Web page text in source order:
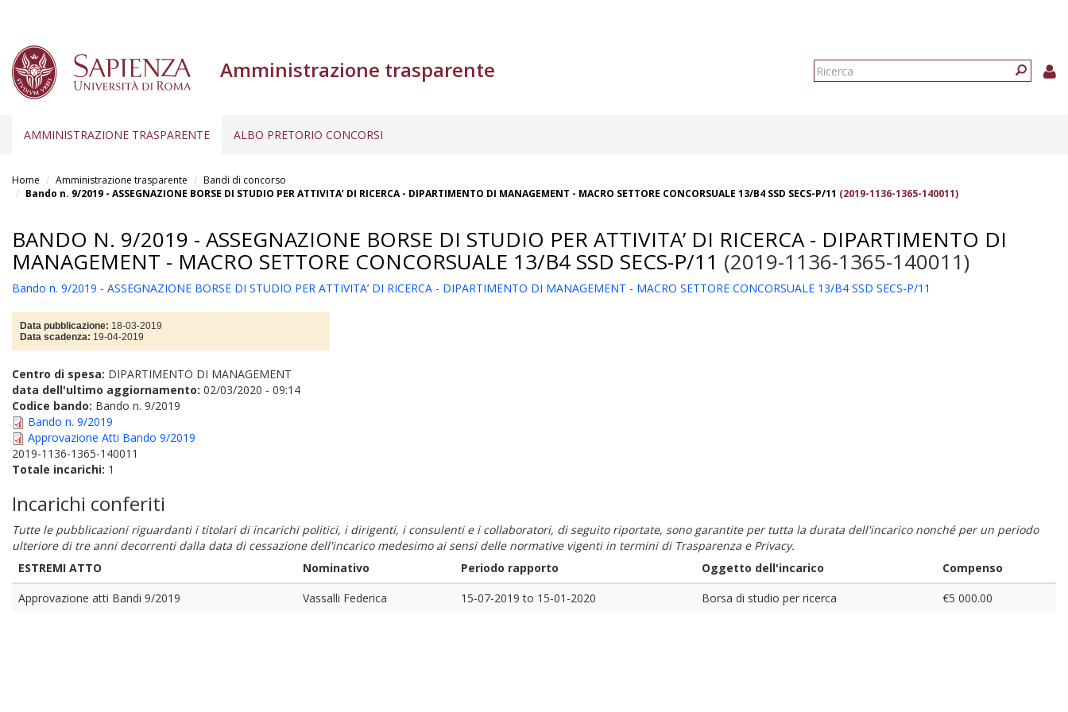
contenuto
Amministrazione trasparente
Form
AMMINISTRAZIONE TRASPARENTE ALBO PRETORIO CONCORSI
Home Amministrazione trasparente
Bandi di concorso
Bando n. 9/2019 - ASSEGNAZIONE BORSE DI STUDIO PER ATTIVITA’ DI RICERCA - DIPARTIMENTO DI MANAGEMENT - MACRO SETTORE CONCORSUALE 13/B4 SSD SECS-P/11 (2019-1136-1365-140011)
BANDO N. 9/2019 - ASSEGNAZIONE BORSE DI STUDIO PER ATTIVITA’ DI RICERCA - DIPARTIMENTO DI
MANAGEMENT - MACRO SETTORE CONCORSUALE 13/B4 SSD SECS-P/11 (2019-1136-1365-140011)
Bando n. 9/2019 - ASSEGNAZIONE BORSE DI STUDIO PER ATTIVITA’ DI RICERCA - DIPARTIMENTO DI MANAGEMENT - MACRO SETTORE CONCORSUALE 13/B4 SSD SECS-P/11
Data pubblicazione: 18-03-2019
Data scadenza: 19-04-2019
Centro di spesa: DIPARTIMENTO DI MANAGEMENT
data dell'ultimo aggiornamento: 02/03/2020 - 09:14
Codice bando: Bando n. 9/2019
Bando n. 9/2019
Approvazione Atti Bando 9/2019
2019-1136-1365-140011
Totale incarichi: 1
Incarichi conferiti
Tutte le pubblicazioni riguardanti i titolari di incarichi politici, i dirigenti, i consulenti e i collaboratori, di seguito riportate, sono garantite per tutta la durata dell'incarico nonché per un periodo
ulteriore di tre anni decorrenti dalla data di cessazione dell'incarico medesimo ai sensi delle normative vigenti in termini di Trasparenza e Privacy.
ESTREMI ATTO
Nominativo Periodo rapporto Oggetto dell'incarico
Compenso
Approvazione atti Bandi 9/2019
Vassalli Federica 15-07-2019 to 15-01-2020 Borsa di studio per ricerca €5 000.00